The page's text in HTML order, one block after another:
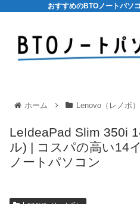
おすすめのBTOノートパソ
ホーム Lenovo（レノボ）
LeIdeaPad Slim 350i
ル) | コスパの高い14
ノートパソコン